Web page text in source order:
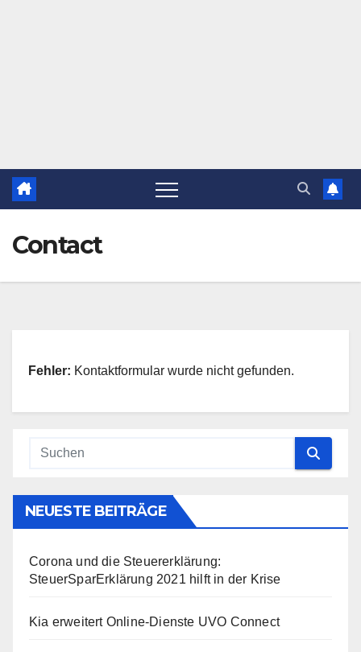
Contact
Fehler: Kontaktformular wurde nicht gefunden.
NEUESTE BEITRÄGE
Corona und die Steuererklärung:
SteuerSparErklärung 2021 hilft in der Krise
Kia erweitert Online-Dienste UVO Connect